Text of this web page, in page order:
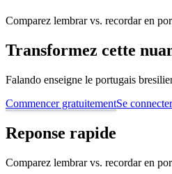
Comparez lembrar vs. recordar en
Transformez cette
Falando enseigne le portugais
Commencer gratuitementSe connecter
Reponse rapide
Comparez lembrar vs. recordar en